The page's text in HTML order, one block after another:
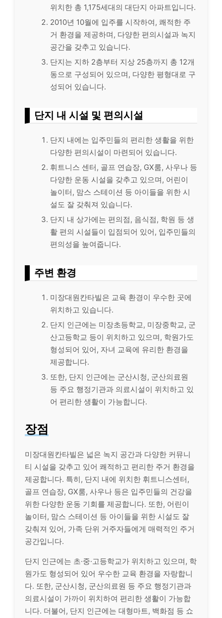
위치한 총 1,175세대의 대단지 아파트입니다.
2010년 10월에 입주를 시작하여, 쾌적한 주
거 환경을 제공하며, 다양한 편의시설과 녹지
공간을 갖추고 있습니다.
단지는 지하 2층부터 지상 25층까지 총 12개
동으로 구성되어 있으며, 다양한 평형대로 구
성되어 있습니다.
단지 내 시설 및 편의시설
단지 내에는 입주민들의 편리한 생활을 위한
다양한 편의시설이 마련되어 있습니다.
휘트니스 센터, 골프 연습장, GX룸, 사우나 등
다양한 운동 시설을 갖추고 있으며, 어린이
놀이터, 맘스 스테이션 등 아이들을 위한 시
설도 잘 갖춰져 있습니다.
단지 내 상가에는 편의점, 음식점, 학원 등 생
활 편의 시설들이 입점되어 있어, 입주민들의
편의성을 높여줍니다.
주변 환경
미장대원칸타빌은 교육 환경이 우수한 곳에
위치하고 있습니다.
단지 인근에는 미장초등학교, 미장중학교, 군
산고등학교 등이 위치하고 있으며, 학원가도
형성되어 있어, 자녀 교육에 유리한 환경을
제공합니다.
또한, 단지 인근에는 군산시청, 군산의료원
등 주요 행정기관과 의료시설이 위치하고 있
어 편리한 생활이 가능합니다.
장점
미장대원칸타빌은 넓은 녹지 공간과 다양한 커뮤니
티 시설을 갖추고 있어 쾌적하고 편리한 주거 환경을
제공합니다. 특히, 단지 내에 위치한 휘트니스센터,
골프 연습장, GX룸, 사우나 등은 입주민들의 건강을
위한 다양한 운동 기회를 제공합니다. 또한, 어린이
놀이터, 맘스 스테이션 등 아이들을 위한 시설도 잘
갖춰져 있어, 가족 단위 거주자들에게 매력적인 주거
공간입니다.
단지 인근에는 초·중·고등학교가 위치하고 있으며, 학
원가도 형성되어 있어 우수한 교육 환경을 자랑합니
다. 또한, 군산시청, 군산의료원 등 주요 행정기관과
의료시설이 가까이 위치하여 편리한 생활이 가능합
니다. 더불어, 단지 인근에는 대형마트, 백화점 등 쇼